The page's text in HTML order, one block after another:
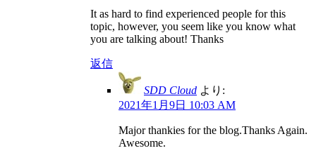
It as hard to find experienced people for this
topic, however, you seem like you know what
you are talking about! Thanks
返信
SDD Cloud より:
2021年1月9日 10:03 AM
Major thankies for the blog.Thanks Again.
Awesome.